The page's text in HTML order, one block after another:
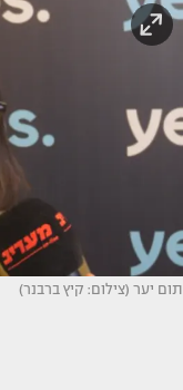
תום יער (צילום: קיץ ברבנר)